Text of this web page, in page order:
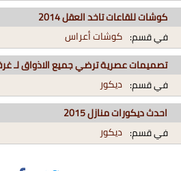
كوشات للقاعات تاخد العقل 2014
في قسم: كوشات أعراس
تصميمات عصرية ترضي جميع الاذواق لـ
في قسم: ديكور
احدث ديكورات منازل 2015
في قسم: ديكور